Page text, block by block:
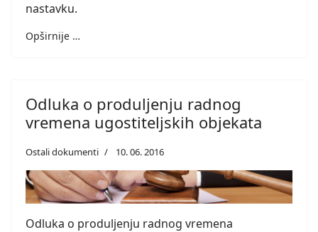
nastavku.
Opširnije …
Odluka o produljenju radnog
vremena ugostiteljskih objekata
Ostali dokumenti 10. 06. 2016
Odluka o produljenju radnog vremena